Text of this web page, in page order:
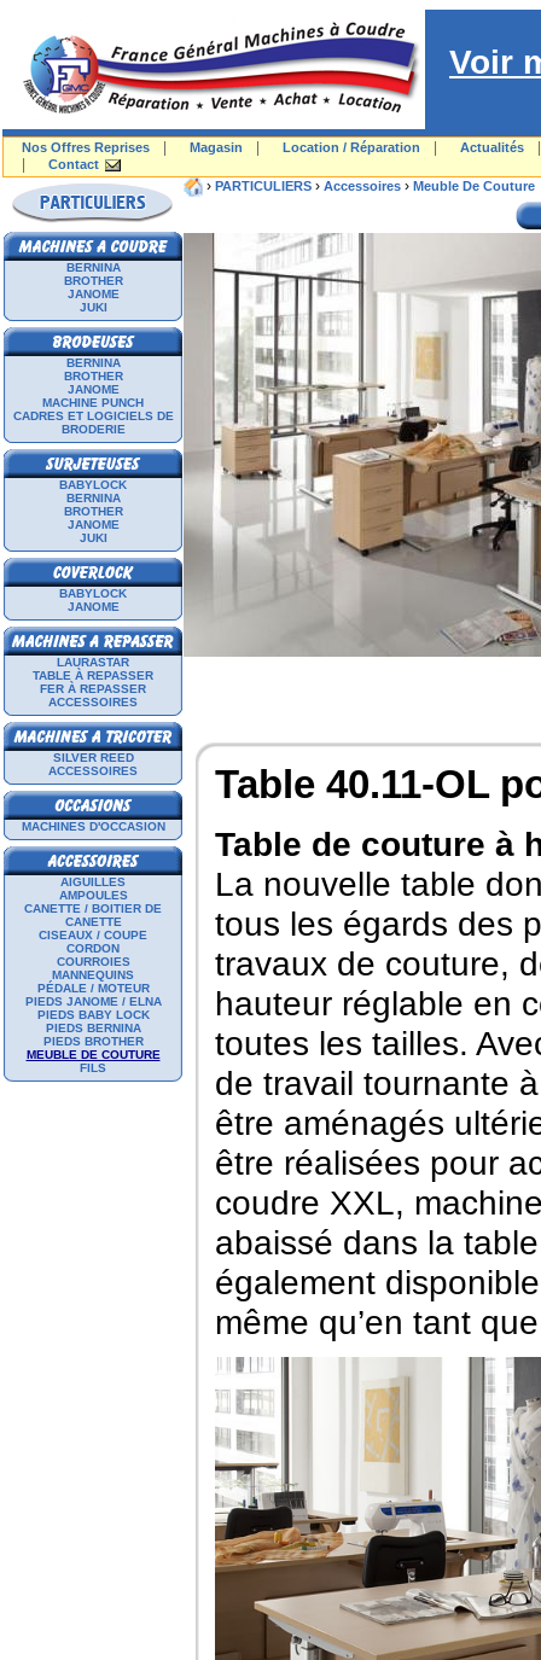
Voir
Nos Offres Reprises Magasin Location / Réparation Actualités
Contact
BERNINA
BROTHER
JANOME
JUKI
BERNINA
BROTHER
JANOME
MACHINE PUNCH
CADRES ET LOGICIELS DE
BRODERIE
BABYLOCK
BERNINA
BROTHER
JANOME
JUKI
BABYLOCK
JANOME
LAURASTAR
TABLE À REPASSER
FER À REPASSER
ACCESSOIRES
SILVER REED
ACCESSOIRES
MACHINES D'OCCASION
AIGUILLES
AMPOULES
CANETTE / BOITIER DE
CANETTE
CISEAUX / COUPE
CORDON
COURROIES
MANNEQUINS
PÉDALE / MOTEUR
PIEDS JANOME / ELNA
PIEDS BABY LOCK
PIEDS BERNINA
PIEDS BROTHER
MEUBLE DE COUTURE
FILS
› PARTICULIERS › Accessoires › Meuble De Couture
Table 40.11-OL
Table de couture à
La nouvelle table
tous les égards des
travaux de couture,
hauteur réglable en
toutes les tailles.
de travail tournante
être aménagés
être réalisées pour
coudre XXL,
abaissé dans la
également
même qu’en tant